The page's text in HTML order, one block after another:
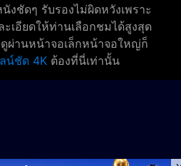
ชัดๆ รับรองไม่ผิดหวังเพราะ
ะเอียดให้ท่านเลือกชมได้สูงสุด
ดูผ่านหน้าจอเล็กหน้าจอใหญ่ก็
น์ชัด 4K ต้องที่นี่เท่านั้น